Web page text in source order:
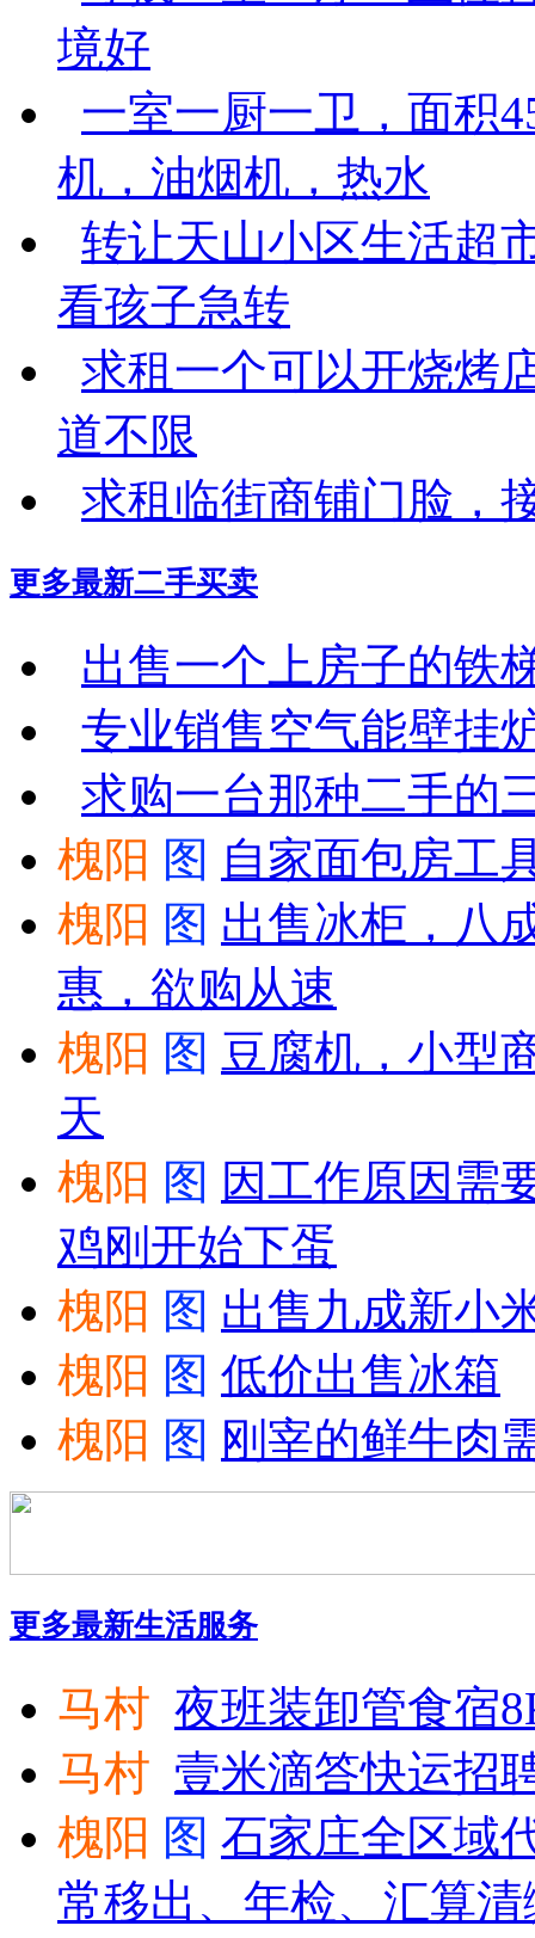
境好
一室一厨一卫，面积
机，油烟机，热水
转让天山小区生活超
看孩子急转
求租一个可以开烧烤
道不限
求租临街商铺门脸，
更多最新二手买卖
出售一个上房子的铁
专业销售空气能壁挂
求购一台那种二手的
槐阳 图 自家面包房工
槐阳 图 出售冰柜，八
惠，欲购从速
槐阳 图 豆腐机，小型
天
槐阳 图 因工作原因需
鸡刚开始下蛋
槐阳 图 出售九成新小
槐阳 图 低价出售冰箱
槐阳 图 刚宰的鲜牛肉
更多最新生活服务
马村 夜班装卸管食宿
马村 壹米滴答快运招
槐阳 图 石家庄全区域
常移出、年检、汇算清